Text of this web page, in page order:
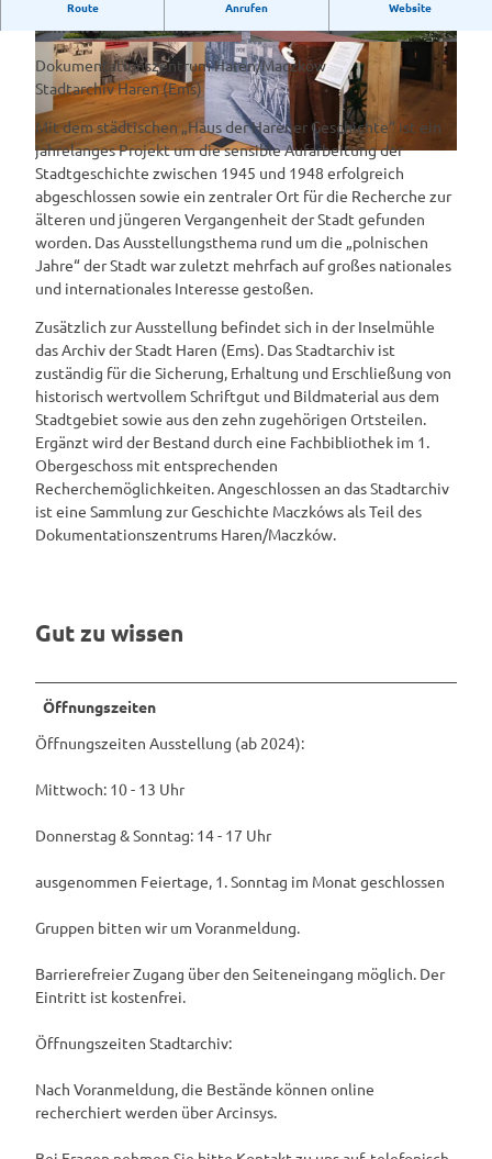
© Inselmühle Haren | CC-BY-SA
© Inselmühle Haren |CC-BY-SA © Inselmühle Haren |CC-BY-SA
Route Anrufen Website
dem Zweiten Weltkrieg
Dokumentationszentrum Haren/Maczków
Stadtarchiv Haren (Ems)
Mit dem städtischen „Haus der Harener Geschichte“ ist ein
jahrelanges Projekt um die sensible Aufarbeitung der
Stadtgeschichte zwischen 1945 und 1948 erfolgreich
abgeschlossen sowie ein zentraler Ort für die Recherche zur
älteren und jüngeren Vergangenheit der Stadt gefunden
worden. Das Ausstellungsthema rund um die „polnischen
Jahre“ der Stadt war zuletzt mehrfach auf großes nationales
und internationales Interesse gestoßen.
Zusätzlich zur Ausstellung befindet sich in der Inselmühle
das Archiv der Stadt Haren (Ems). Das Stadtarchiv ist
zuständig für die Sicherung, Erhaltung und Erschließung von
historisch wertvollem Schriftgut und Bildmaterial aus dem
Stadtgebiet sowie aus den zehn zugehörigen Ortsteilen.
Ergänzt wird der Bestand durch eine Fachbibliothek im 1.
Obergeschoss mit entsprechenden
Recherchemöglichkeiten. Angeschlossen an das Stadtarchiv
ist eine Sammlung zur Geschichte Maczkóws als Teil des
Dokumentationszentrums Haren/Maczków.
Gut zu wissen
Öffnungszeiten
Öffnungszeiten Ausstellung (ab 2024):
Mittwoch: 10 - 13 Uhr
Donnerstag & Sonntag: 14 - 17 Uhr
ausgenommen Feiertage, 1. Sonntag im Monat geschlossen
Gruppen bitten wir um Voranmeldung.
Barrierefreier Zugang über den Seiteneingang möglich. Der
Eintritt ist kostenfrei.
Öffnungszeiten Stadtarchiv:
Nach Voranmeldung, die Bestände können online
recherchiert werden über Arcinsys.